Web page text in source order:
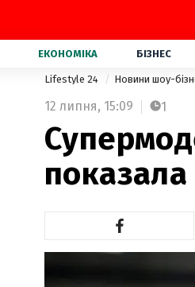
ЕКОНОМІКА БІЗНЕС
Lifestyle 24 Новини шоу-
12 липня, 15:09 1